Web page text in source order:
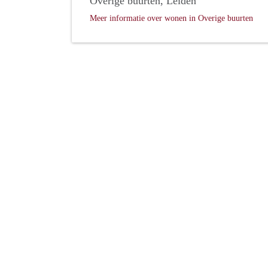
Meer informatie over wonen in Overige buurten